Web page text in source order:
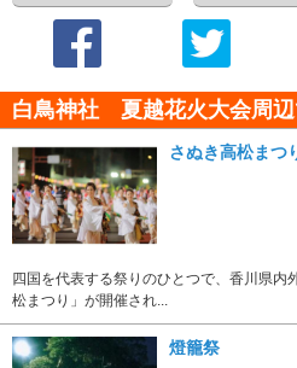
白鳥神社 夏越花火大会周辺
さぬき高松まつ
四国を代表する祭りのひとつで、香川県内
松まつり」が開催され...
燈籠祭